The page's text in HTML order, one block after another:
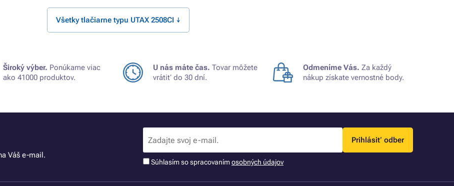
Všetky tlačiarne typu UTAX 2508CI ↓
Široký výber. Ponúkame viac
ako 41000 produktov.
U nás máte čas. Tovar môžete
vrátiť do 30 dní.
Odmeníme Vás. Za každý
nákup získate vernostné body.
Váš e-mail.
Prihlásiť odber
Súhlasím so spracovanímosobných údajov